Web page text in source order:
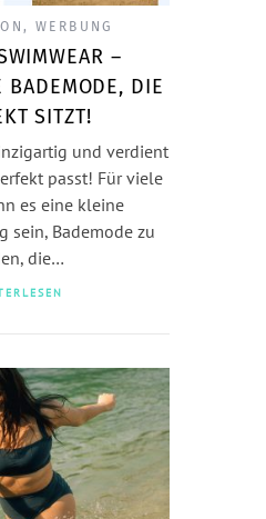
, WERBUNG
–
BADEMODE, DIE
SITZT!
und verdient
passt! Für viele
es eine kleine
sein, Bademode zu
die…